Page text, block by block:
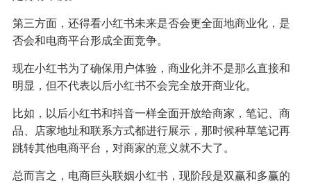
第三方面，还得看小红书未来是否会更全面地商业化，是
否会和电商平台形成全面竞争。
现在小红书为了确保用户体验，商业化并不是那么直接和
明显，但不代表以后小红书不会完全放开商业化。
比如，以后小红书和抖音一样全面开放给商家，笔记、商
品、店家地址和联系方式都进行展示，那时候种草笔记再
跳转其他电商平台，对商家的意义就不大了。
总而言之，电商巨头联姻小红书，现阶段是双赢和多赢的